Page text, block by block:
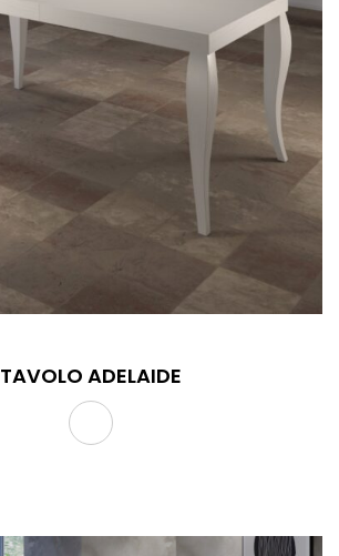
TAVOLO ADELAIDE